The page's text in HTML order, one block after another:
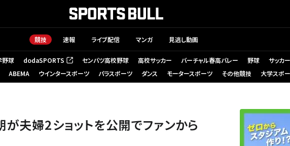
競技 速報 ライブ配信 マンガ 見逃し動画
野球 dodaSPORTS
（新しいタブで開く） センバツ高校野球 高校サッカー バーチャル春高バレー 野球 サッカー
ABEMA ウインタースポーツ パラスポーツ ダンス モータースポーツ その他競技 大学スポ
夫婦2ショットを公開でファンから